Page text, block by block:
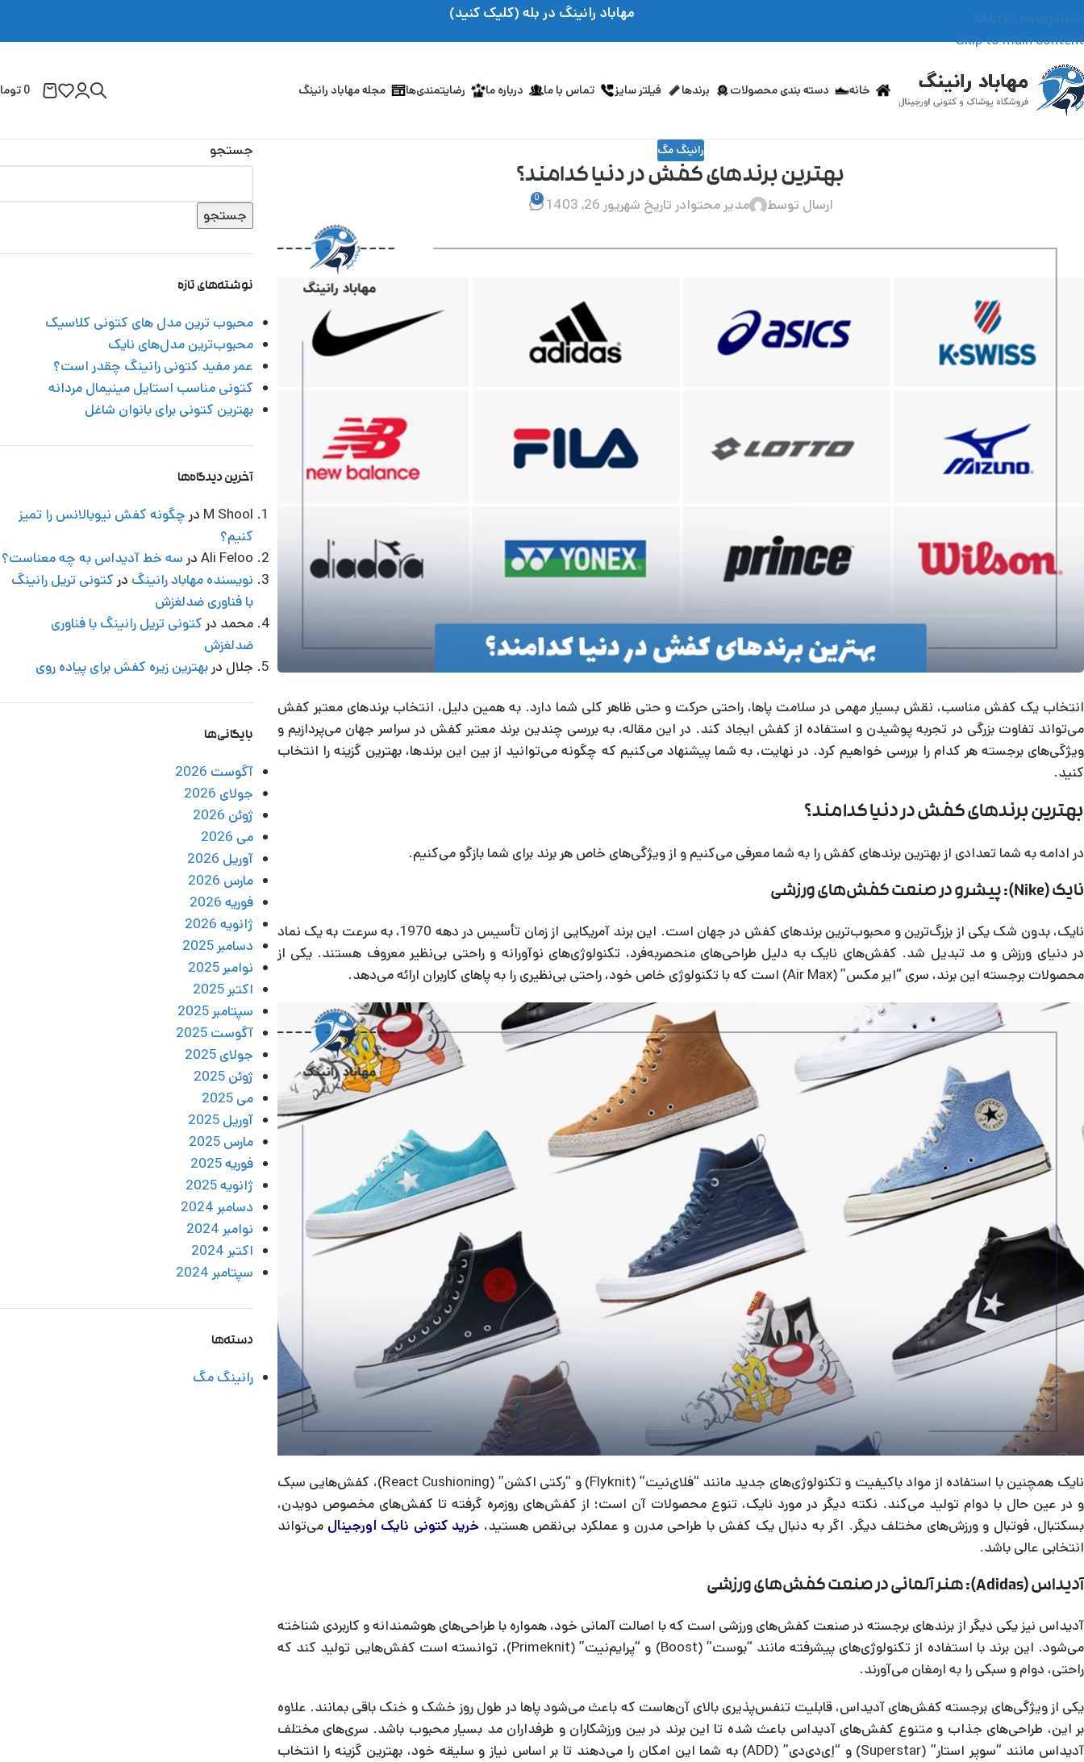
Skip to main content
مهاباد رانینگ در بله (کلیک کنید)
خانه دسته بندی محصولات برندها فیلتر سایز تماس با ما درباره ما رضایتمندی‌ها مجله مهاباد رانینگ 0
رانینگ مگ
بهترین برندهای کفش در دنیا کدامند؟
ارسال توسط مدیر محتوادر تاریخ شهریور 26, 1403 0
انتخاب یک کفش مناسب، نقش بسیار مهمی در سلامت پاها، راحتی حرکت و حتی ظاهر کلی شما دارد. به همین دلیل، انتخاب برندهای معتبر کفش
می‌تواند تفاوت بزرگی در تجربه پوشیدن و استفاده از کفش ایجاد کند. در این مقاله، به بررسی چندین برند معتبر کفش در سراسر جهان می‌پردازیم و
ویژگی‌های برجسته هر کدام را بررسی خواهیم کرد. در نهایت، به شما پیشنهاد می‌کنیم که چگونه می‌توانید از بین این برندها، بهترین گزینه را انتخاب
کنید.
بهترین برندهای کفش در دنیا کدامند؟
در ادامه به شما تعدادی از بهترین برندهای کفش را به شما معرفی می‌کنیم و از ویژگی‌های خاص هر برند برای شما بازگو می‌کنیم.
نایک (Nike): پیشرو در صنعت کفش‌های ورزشی
نایک، بدون شک یکی از بزرگ‌ترین و محبوب‌ترین برندهای کفش در جهان است. این برند آمریکایی از زمان تأسیس در دهه 1970، به سرعت به یک نماد
در دنیای ورزش و مد تبدیل شد. کفش‌های نایک به دلیل طراحی‌های منحصربه‌فرد، تکنولوژی‌های نوآورانه و راحتی بی‌نظیر معروف هستند. یکی از
محصولات برجسته این برند، سری “ایر مکس” (Air Max) است که با تکنولوژی خاص خود، راحتی بی‌نظیری را به پاهای کاربران ارائه می‌دهد.
نایک همچنین با استفاده از مواد باکیفیت و تکنولوژی‌های جدید مانند “فلای‌نیت” (Flyknit) و “رکتی اکشن” (React Cushioning)، کفش‌هایی سبک
و در عین حال با دوام تولید می‌کند. نکته دیگر در مورد نایک، تنوع محصولات آن است؛ از کفش‌های روزمره گرفته تا کفش‌های مخصوص دویدن،
بسکتبال، فوتبال و ورزش‌های مختلف دیگر. اگر به دنبال یک کفش با طراحی مدرن و عملکرد بی‌نقص هستید، خرید کتونی نایک اورجینال می‌تواند
انتخابی عالی باشد.
آدیداس (Adidas): هنر آلمانی در صنعت کفش‌های ورزشی
آدیداس نیز یکی دیگر از برندهای برجسته در صنعت کفش‌های ورزشی است که با اصالت آلمانی خود، همواره با طراحی‌های هوشمندانه و کاربردی شناخته
می‌شود. این برند با استفاده از تکنولوژی‌های پیشرفته مانند “بوست” (Boost) و “پرایم‌نیت” (Primeknit)، توانسته است کفش‌هایی تولید کند که
راحتی، دوام و سبکی را به ارمغان می‌آورند.
یکی از ویژگی‌های برجسته کفش‌های آدیداس، قابلیت تنفس‌پذیری بالای آن‌هاست که باعث می‌شود پاها در طول روز خشک و خنک باقی بمانند. علاوه
بر این، طراحی‌های جذاب و متنوع کفش‌های آدیداس باعث شده تا این برند در بین ورزشکاران و طرفداران مد بسیار محبوب باشد. سری‌های مختلف
آدیداس مانند “سوپر استار” (Superstar) و “اِی‌دی‌دی” (ADD) به شما این امکان را می‌دهند تا بر اساس نیاز و سلیقه خود، بهترین گزینه را انتخاب
جستجو
جستجو
نوشته‌های تازه
محبوب ‌ترین مدل‌ های کتونی کلاسیک
محبوب‌ترین مدل‌های نایک
عمر مفید کتونی رانینگ چقدر است؟
کتونی مناسب استایل مینیمال مردانه
بهترین کتونی برای بانوان شاغل
آخرین دیدگاه‌ها
M Shool در چگونه کفش نیوبالانس را تمیز
کنیم؟
Ali Feloo در سه خط آدیداس به چه معناست؟
نویسنده مهاباد رانینگ در کتونی تریل رانینگ
با فناوری ضدلغزش
محمد در کتونی تریل رانینگ با فناوری
ضدلغزش
جلال دربهترین زیره کفش برای پیاده روی
بایگانی‌ها
آگوست 2026
جولای 2026
ژوئن 2026
می 2026
آوریل 2026
مارس 2026
فوریه 2026
ژانویه 2026
دسامبر 2025
نوامبر 2025
اکتبر 2025
سپتامبر 2025
آگوست 2025
جولای 2025
ژوئن 2025
می 2025
آوریل 2025
مارس 2025
فوریه 2025
ژانویه 2025
دسامبر 2024
نوامبر 2024
اکتبر 2024
سپتامبر 2024
دسته‌ها
رانینگ مگ